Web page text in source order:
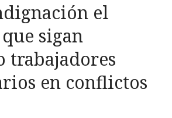
el
sigan
trabajadores
en conflictos